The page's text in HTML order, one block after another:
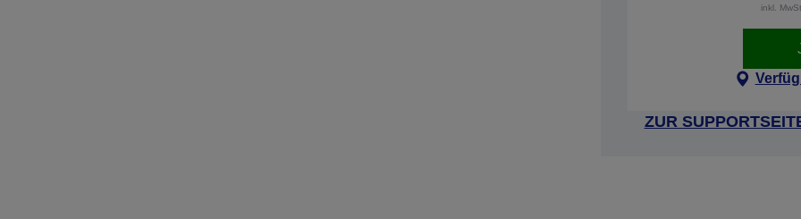
inkl.
ZUR